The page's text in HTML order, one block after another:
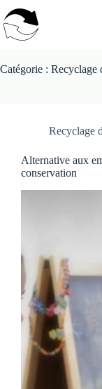
au
contenu
Catégorie : Recyclage
Recyclage
Alternative aux
conservation